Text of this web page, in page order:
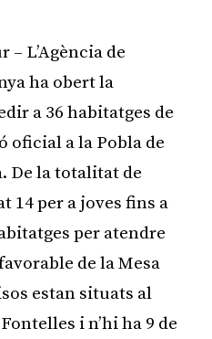
– L’Agència de
ha obert la
a 36 habitatges de
oficial a la Pobla de
De la totalitat de
14 per a joves fins a
per atendre
de la Mesa
estan situats al
i n’hi ha 9 de